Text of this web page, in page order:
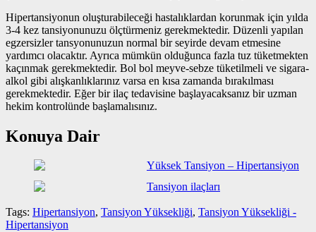
Hipertansiyonun oluşturabileceği hastalıklardan korunmak için yılda
3-4 kez tansiyonunuzu ölçtürmeniz gerekmektedir. Düzenli yapılan
egzersizler tansyonunuzun normal bir seyirde devam etmesine
yardımcı olacaktır. Ayrıca mümkün olduğunca fazla tuz tüketmekten
kaçınmak gerekmektedir. Bol bol meyve-sebze tüketilmeli ve sigara-
alkol gibi alışkanlıklarınız varsa en kısa zamanda bırakılması
gerekmektedir. Eğer bir ilaç tedavisine başlayacaksanız bir uzman
hekim kontrolünde başlamalısınız.
Konuya Dair
Yüksek Tansiyon – Hipertansiyon
Tansiyon ilaçları
Tags: Hipertansiyon, Tansiyon Yüksekliği, Tansiyon Yüksekliği -
Hipertansiyon